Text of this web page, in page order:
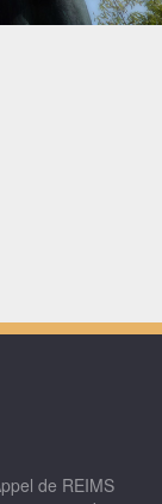
de REIMS